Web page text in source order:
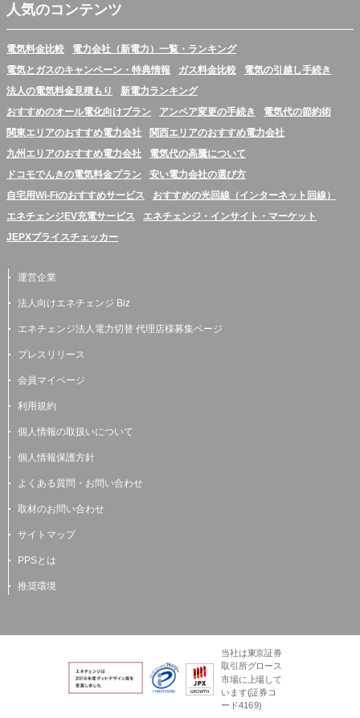
人気のコンテンツ
電気料金比較
電力会社（新電力）一覧・ランキング
電気とガスのキャンペーン・特典情報
ガス料金比較
電気の引越し手続き
法人の電気料金見積もり
新電力ランキング
おすすめのオール電化向けプラン
アンペア変更の手続き
電気代の節約術
関東エリアのおすすめ電力会社
関西エリアのおすすめ電力会社
九州エリアのおすすめ電力会社
電気代の高騰について
ドコモでんきの電気料金プラン
安い電力会社の選び方
自宅用Wi-Fiのおすすめサービス
おすすめの光回線（インターネット回線）
エネチェンジEV充電サービス
エネチェンジ・インサイト・マーケット
JEPXプライスチェッカー
運営企業
法人向けエネチェンジ Biz
エネチェンジ法人電力切替 代理店様募集ページ
プレスリリース
会員マイページ
利用規約
個人情報の取扱いについて
個人情報保護方針
よくある質問・お問い合わせ
取材のお問い合わせ
サイトマップ
PPSとは
推奨環境
当社は東京証券
取引所グロース
市場に上場して
います(証券コ
ード4169)